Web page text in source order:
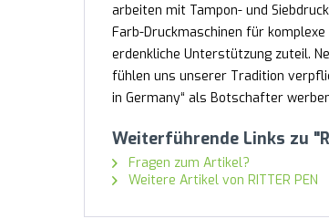
arbeiten mit Tampon- und
Farb-Druckmaschinen für
erdenkliche Unterstützung zuteil.
fühlen uns unserer Tradition
in Germany“ als Botschafter
Weiterführende Links zu
Fragen zum Artikel?
Weitere Artikel von RITTER PEN